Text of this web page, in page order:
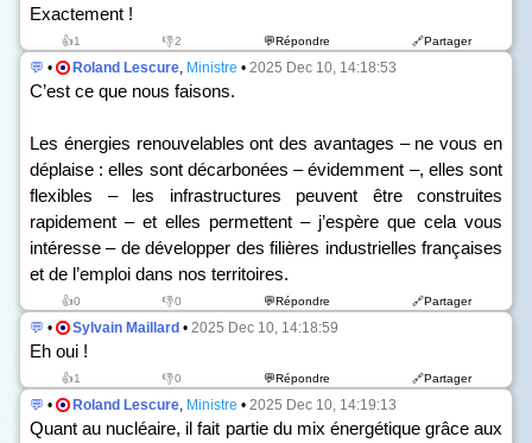
Exactement !
👍1 👎2 💬Répondre 🔗Partager
💬 • Roland Lescure, Ministre • 2025 Dec 10, 14:18:53
C’est ce que nous faisons.
Les énergies renouvelables ont des avantages – ne vous en
déplaise : elles sont décarbonées – évidemment –, elles sont
flexibles – les infrastructures peuvent être construites
rapidement – et elles permettent – j’espère que cela vous
intéresse – de développer des filières industrielles françaises
et de l’emploi dans nos territoires.
👍0 👎0 💬Répondre 🔗Partager
💬 • Sylvain Maillard • 2025 Dec 10, 14:18:59
Eh oui !
👍1 👎0 💬Répondre 🔗Partager
💬 • Roland Lescure, Ministre • 2025 Dec 10, 14:19:13
Quant au nucléaire, il fait partie du mix énergétique grâce aux